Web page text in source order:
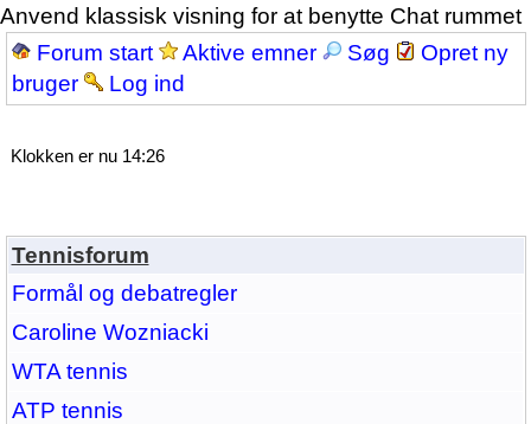
Anvend klassisk visning for at benytte Chat rummet
Forum start Aktive emner Søg
Opret ny
bruger
Log ind
Klokken er nu 14:26
Tennisforum
Formål og debatregler
Caroline Wozniacki
WTA tennis
ATP tennis